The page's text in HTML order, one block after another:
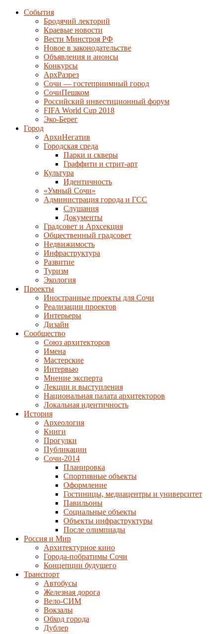
События
Бродячий лекторий
Краевые новости
Вести Минстроя РФ
Новое в законодательстве
Объявления и анонсы
Конкурсы
АрхРазрез
Сочи — гостеприимный город
СочиПешком
Российский инвестиционный форум
FIFA World Cup 2018
Эко-Берег
Город
АрхиНегатив
Городская среда
Парки и скверы
Граффити и стрит-арт
Культура
Идентичность
«Умный Сочи»
Администрация города и ГСС
Слушания
Документы
Градсовет и Архсекция
Общественный градсовет
Недвижимость
Инфраструктура
Развитие
Туризм
Экология
Проекты
Иностранные проекты для Сочи
Реализации проектов
Интерьеры
Дизайн
Сообщество
Союз архитекторов
Имена
Мастерские
Интервью
Мнение эксперта
Лекции и выступления
Национальная палата архитекторов
Локальная идентичность
История
Археология
Книги
Прогулки
Публикации
Сочи-2014
Планировка
Спортивные объекты
Оформление
Гостиницы, медиацентры и университет
Павильоны
Социальные объекты
Объекты инфраструктуры
После олимпиады
Россия и Мир
Архитектурное кино
Города-побратимы Сочи
Концепции будущего
Транспорт
Автобусы
Железная дорога
Вело-СИМ
Вокзалы
Обход города
Дублер